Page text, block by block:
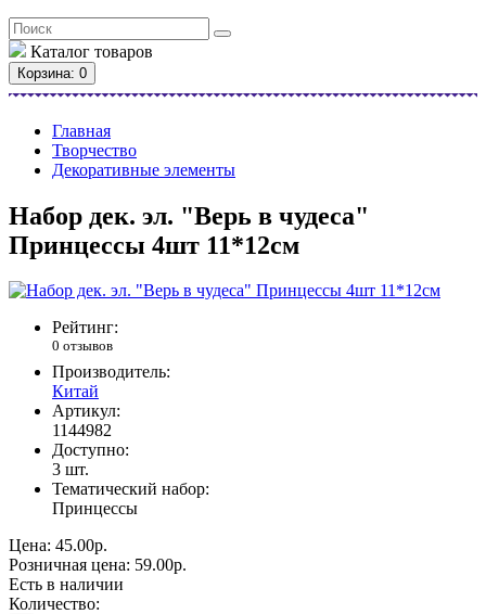
Каталог товаров
Корзина: 0
Главная
Творчество
Декоративные элементы
Набор дек. эл. "Верь в чудеса"
Принцессы 4шт 11*12см
Рейтинг:
0 отзывов
Производитель:
Китай
Артикул:
1144982
Доступно:
3 шт.
Тематический набор:
Принцессы
Цена: 45.00р.
Розничная цена: 59.00р.
Есть в наличии
Количество: